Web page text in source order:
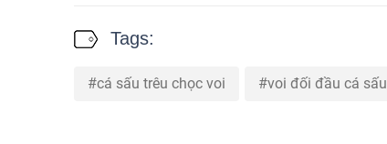
Tags:
cá sấu trêu chọc voi voi đối đầu cá sấu